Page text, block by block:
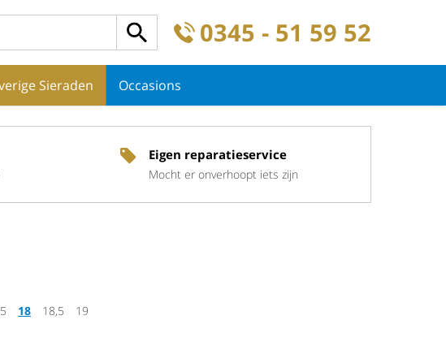
0345 - 51 59 52
Sieraden Occasions
Eigen reparatieservice
Mocht er onverhoopt iets zijn
18 18,5 19